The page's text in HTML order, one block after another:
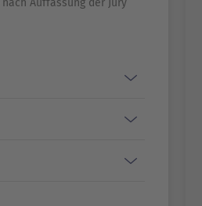
Auffassung der Jury